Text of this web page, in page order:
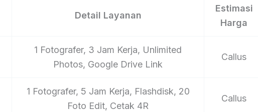
Detail Layanan
Estimasi
Harga
1 Fotografer, 3 Jam Kerja, Unlimited
Photos, Google Drive Link
Callus
1 Fotografer, 5 Jam Kerja, Flashdisk, 20
Foto Edit, Cetak 4R
Callus